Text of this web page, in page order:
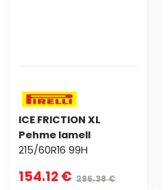
ICE FRICTION XL
Pehme lamell
215/60R16 99H
154.12 € 296.38 €